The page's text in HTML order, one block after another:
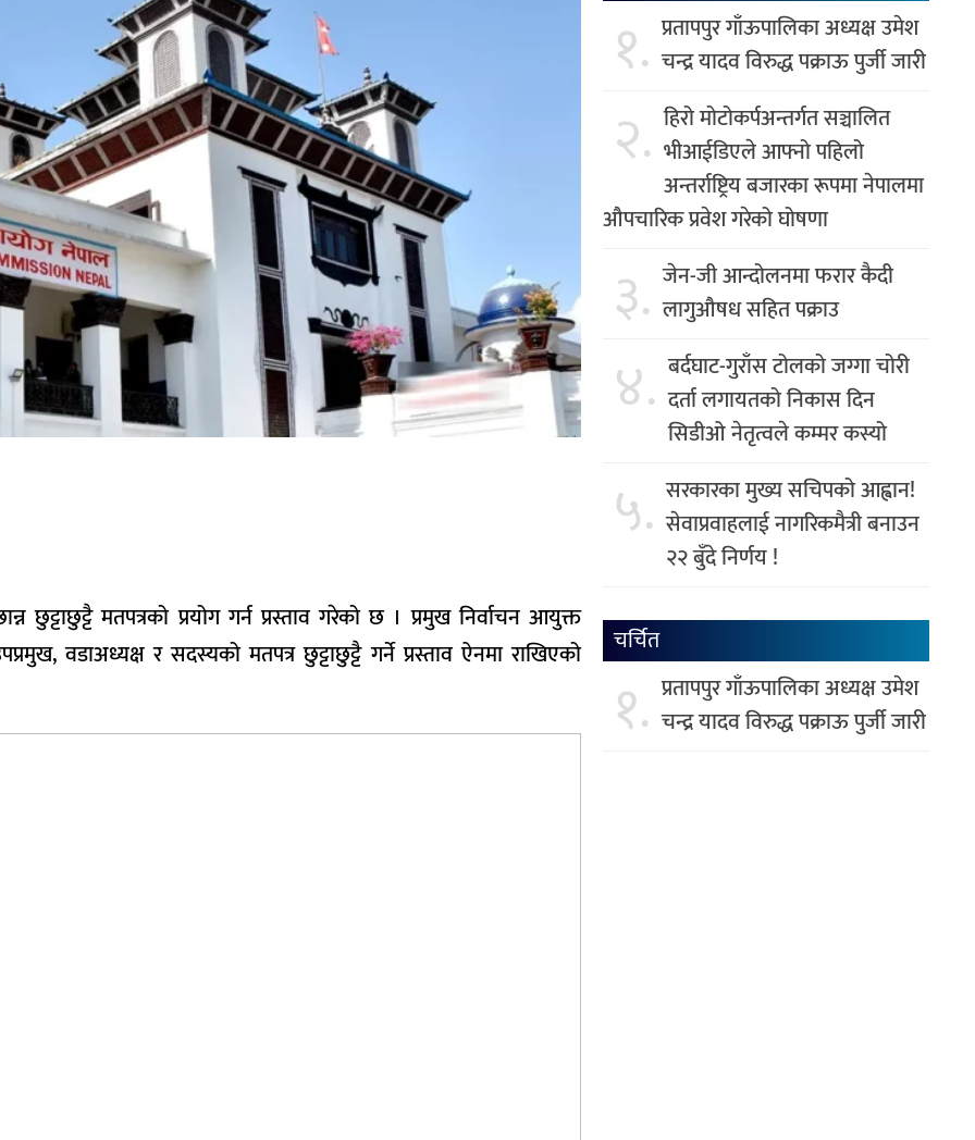
छुट्टाछुट्टै मतपत्रको प्रयोग गर्न प्रस्ताव गरेको छ । प्रमुख निर्वाचन आयुक्त
वडाअध्यक्ष र सदस्यको मतपत्र छुट्टाछुट्टै गर्ने प्रस्ताव ऐनमा राखिएको
१. प्रतापपुर गाँऊपालिका अध्यक्ष उमेश
चन्द्र यादव विरुद्ध पक्राऊ पुर्जी जारी
२. हिरो मोटोकर्पअन्तर्गत सञ्चालित
भीआईडिएले आफ्नो पहिलो
अन्तर्राष्ट्रिय बजारका रूपमा नेपालमा
औपचारिक प्रवेश गरेको घोषणा
३. जेन-जी आन्दोलनमा फरार कैदी
लागुऔषध सहित पक्राउ
४. बर्दघाट-गुराँस टोलको जग्गा चोरी
दर्ता लगायतको निकास दिन
सिडीओ नेतृत्वले कम्मर कस्यो
५. सरकारका मुख्य सचिपको आह्वान!
सेवाप्रवाहलाई नागरिकमैत्री बनाउन
२२ बुँदे निर्णय !
चर्चित
१. प्रतापपुर गाँऊपालिका अध्यक्ष उमेश
चन्द्र यादव विरुद्ध पक्राऊ पुर्जी जारी